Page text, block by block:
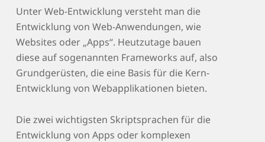
Unter Web-Entwicklung versteht man die
Entwicklung von Web-Anwendungen, wie
Websites oder „Apps“. Heutzutage bauen
diese auf sogenannten Frameworks auf, also
Grundgerüsten, die eine Basis für die Kern-
Entwicklung von Webapplikationen bieten.
Die zwei wichtigsten Skriptsprachen für die
Entwicklung von Apps oder komplexen